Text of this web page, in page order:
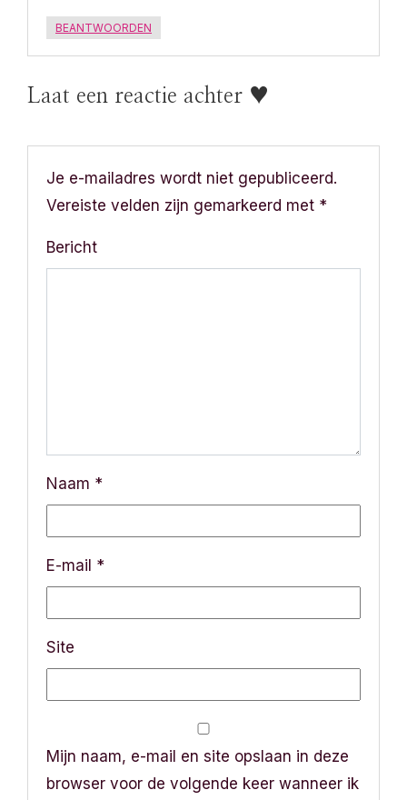
BEANTWOORDEN
Laat een reactie achter ♥
Je e-mailadres wordt niet gepubliceerd.
Vereiste velden zijn gemarkeerd met *
Bericht
Naam *
E-mail *
Site
Mijn naam, e-mail en site opslaan in deze
browser voor de volgende keer wanneer ik